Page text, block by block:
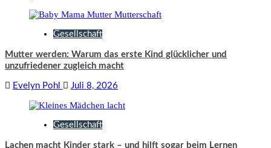
Gesellschaft
Mutter werden: Warum das erste Kind glücklicher und
unzufriedener zugleich macht
Evelyn Pohl Juli 8, 2026
Gesellschaft
Lachen macht Kinder stark – und hilft sogar beim Lernen